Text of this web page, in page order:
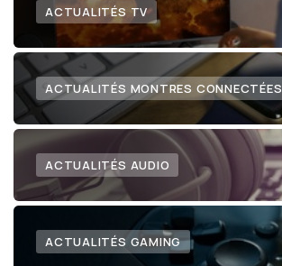
ACTUALITÉS TV
ACTUALITÉS MONTRES CONNECTÉES
ACTUALITÉS AUDIO
ACTUALITÉS GAMING